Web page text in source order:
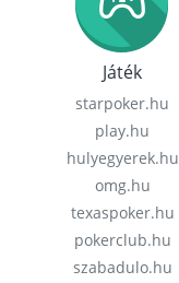
Játék
starpoker.hu
play.hu
hulyegyerek.hu
omg.hu
texaspoker.hu
pokerclub.hu
szabadulo.hu